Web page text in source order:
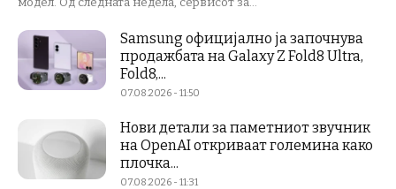
Samsung официјално ја започнува
продажбата на Galaxy Z Fold8 Ultra,
Fold8,...
07.08.2026 - 11:50
Нови детали за паметниот звучник
на OpenAI откриваат големина како
плочка...
07.08.2026 - 11:31